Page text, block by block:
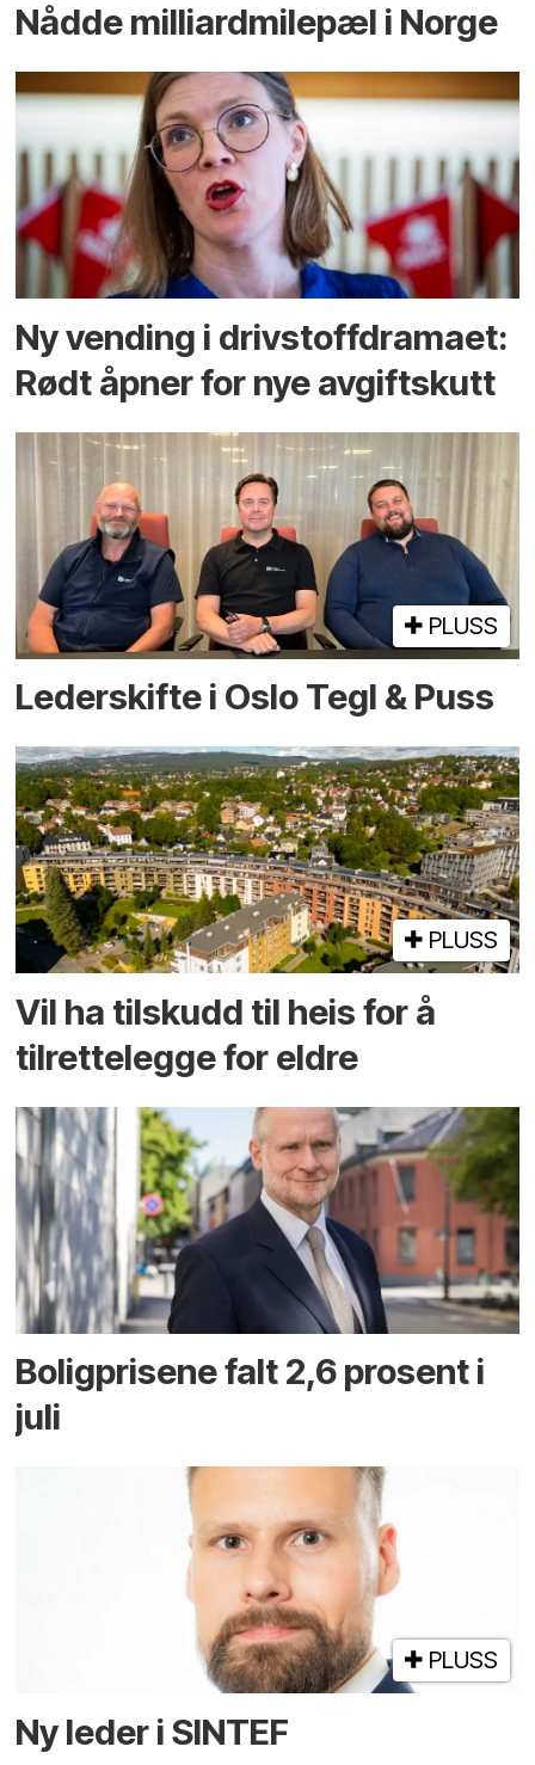
Nådde milliard­­milepæl i Norge
Ny vending i drivstoffdramaet:
Rødt åpner for nye avgiftskutt
PLUSS
Lederskifte i Oslo Tegl & Puss
PLUSS
Vil ha tilskudd til heis for å
tilrettelegge for eldre
Boligprisene falt 2,6 prosent i
juli
PLUSS
Ny leder i SINTEF